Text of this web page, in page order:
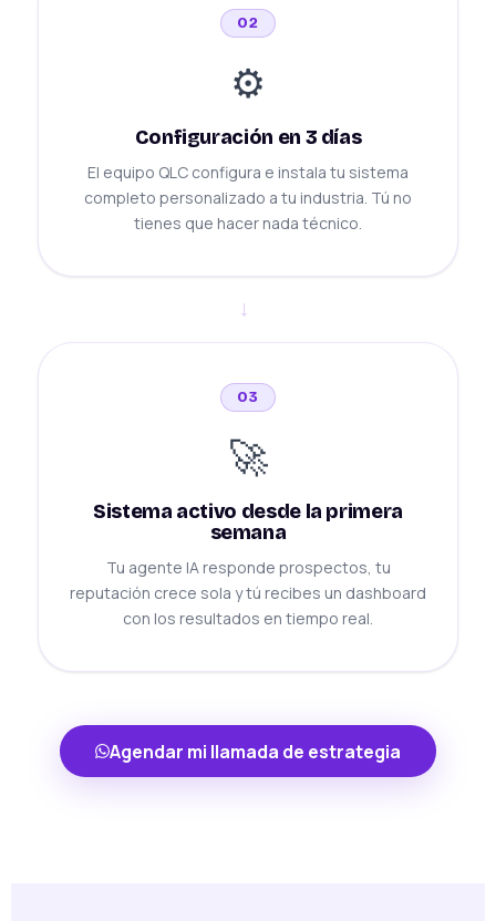
02
⚙️
Configuración en 3 días
El equipo QLC configura e instala tu sistema
completo personalizado a tu industria. Tú no
tienes que hacer nada técnico.
→
03
🚀
Sistema activo desde la primera
semana
Tu agente IA responde prospectos, tu
reputación crece sola y tú recibes un dashboard
con los resultados en tiempo real.
Agendar mi llamada de estrategia